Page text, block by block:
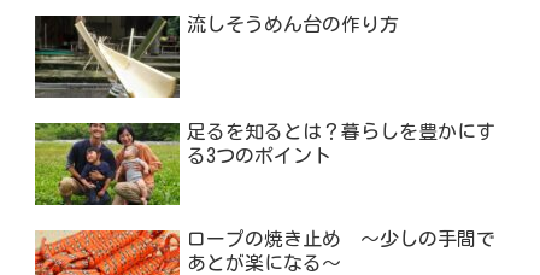
流しそうめん台の作り方
足るを知るとは？暮らしを豊かにす
る3つのポイント
ロープの焼き止め ～少しの手間で
あとが楽になる～